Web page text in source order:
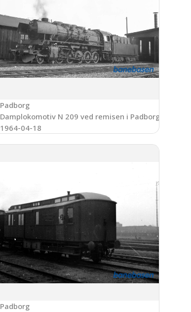
Padborg
Damplokomotiv N 209 ved remisen i Padborg
1964-04-18
Padborg